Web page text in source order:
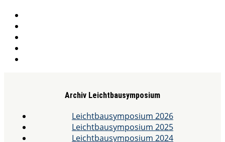
Archiv Leichtbausymposium
Leichtbausymposium 2026
Leichtbausymposium 2025
Leichtbausymposium 2024